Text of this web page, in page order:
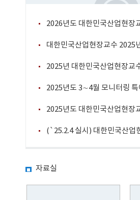
2026년도 대한민국산업현장
2025년도 3∼4월 모니터링
2025년도 대한민국산업현장
자료실